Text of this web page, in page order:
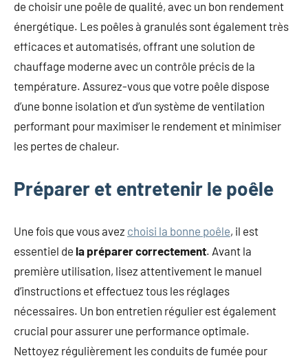
de choisir une poêle de qualité, avec un bon rendement
énergétique. Les poêles à granulés sont également très
efficaces et automatisés, offrant une solution de
chauffage moderne avec un contrôle précis de la
température. Assurez-vous que votre poêle dispose
d’une bonne isolation et d’un système de ventilation
performant pour maximiser le rendement et minimiser
les pertes de chaleur.
Préparer et entretenir le poêle
Une fois que vous avez choisi la bonne poêle, il est
essentiel de la préparer correctement. Avant la
première utilisation, lisez attentivement le manuel
d’instructions et effectuez tous les réglages
nécessaires. Un bon entretien régulier est également
crucial pour assurer une performance optimale.
Nettoyez régulièrement les conduits de fumée pour